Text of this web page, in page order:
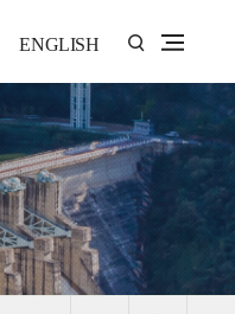
ENGLISH